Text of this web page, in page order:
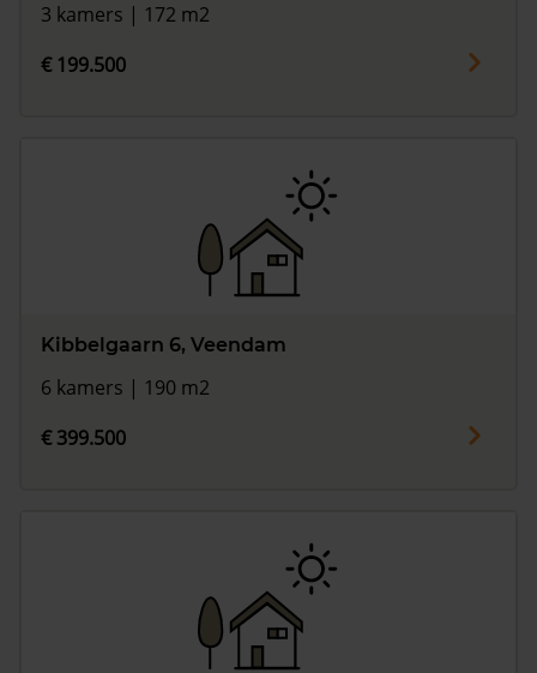
3 kamers | 172 m2
€ 199.500
Kibbelgaarn 6, Veendam
6 kamers | 190 m2
€ 399.500